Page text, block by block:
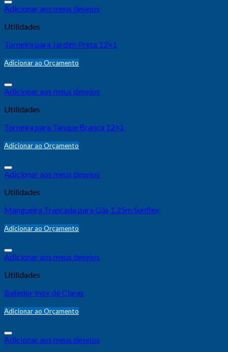
Adicionar aos meus desejos
Utilidades
Torneira para Jardim Preta 12×1
Adicionar ao Orçamento
Adicionar aos meus desejos
Utilidades
Torneira para Tanque Branca 12×1
Adicionar ao Orçamento
Adicionar aos meus desejos
Utilidades
Mangueira Trançada para Gás 1.25m Sunflex
Adicionar ao Orçamento
Adicionar aos meus desejos
Utilidades
Batedor Inox de Claras
Adicionar ao Orçamento
Adicionar aos meus desejos